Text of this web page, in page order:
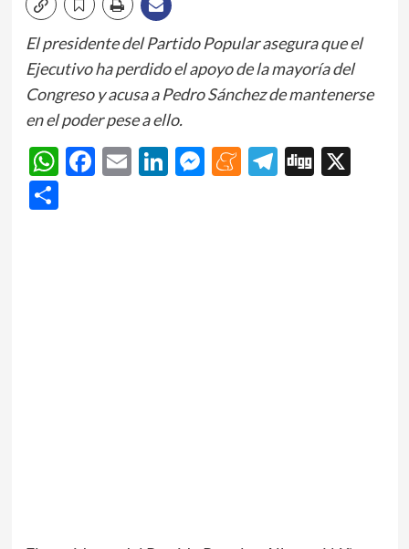
El presidente del Partido Popular asegura que el
Ejecutivo ha perdido el apoyo de la mayoría del
Congreso y acusa a Pedro Sánchez de mantenerse
en el poder pese a ello.
WhatsApp
Facebook
EmailLinkedIn
Messenger
Meneame
Telegram
Digg
X
Share